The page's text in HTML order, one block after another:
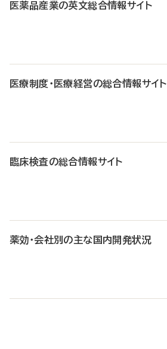
医薬品産業の英文総合情報サイト
医療制度・医療経営の総合情報サイト
臨床検査の総合情報サイト
薬効・会社別の主な国内開発状況